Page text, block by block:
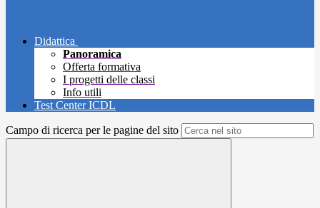
Didattica
Panoramica
Offerta formativa
I progetti delle classi
Info utili
Test Center ICDL
Campo di ricerca per le pagine del sito